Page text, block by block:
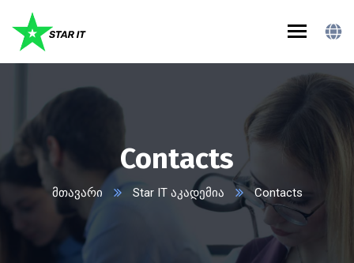
Contacts
მთავარი Star IT აკადემია Contacts